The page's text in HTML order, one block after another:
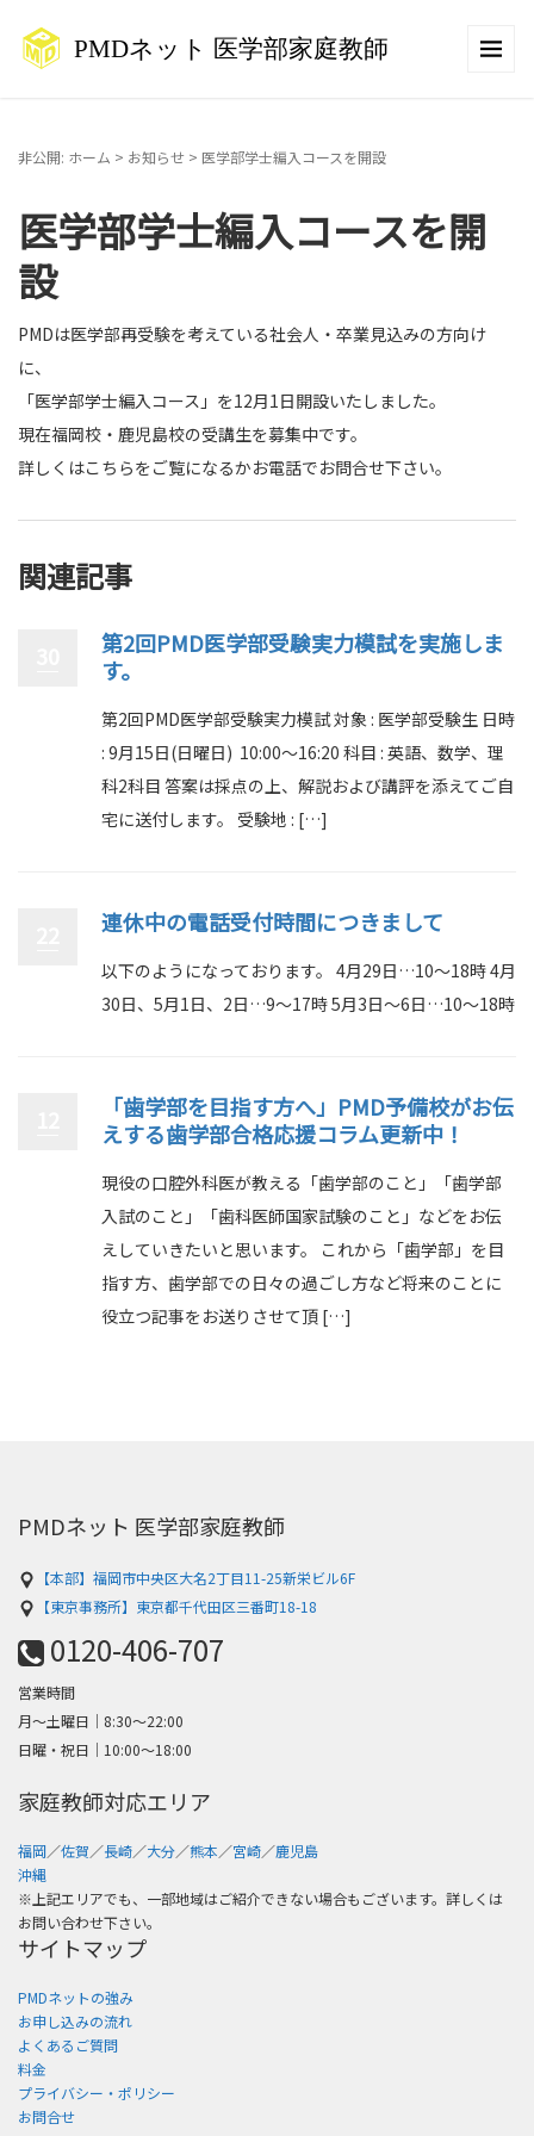
非公開: ホーム > お知らせ > 医学部学士編入コースを開設
医学部学士編入コースを開
設
PMDは医学部再受験を考えている社会人・卒業見込みの方向け
に、
「医学部学士編入コース」を12月1日開設いたしました。
現在福岡校・鹿児島校の受講生を募集中です。
詳しくはこちらをご覧になるかお電話でお問合せ下さい。
関連記事
第2回PMD医学部受験実力模試を実施しま
す。
第2回PMD医学部受験実力模試 対象 : 医学部受験生 日時
: 9月15日(日曜日) 10:00〜16:20 科目 : 英語、数学、理
科2科目 答案は採点の上、解説および講評を添えてご自
宅に送付します。 受験地 : […]
連休中の電話受付時間につきまして
以下のようになっております。 4月29日…10～18時 4月
30日、5月1日、2日…9～17時 5月3日～6日…10～18時
「歯学部を目指す方へ」PMD予備校がお伝
えする歯学部合格応援コラム更新中！
現役の口腔外科医が教える「歯学部のこと」「歯学部
入試のこと」「歯科医師国家試験のこと」などをお伝
えしていきたいと思います。 これから「歯学部」を目
指す方、歯学部での日々の過ごし方など将来のことに
役立つ記事をお送りさせて頂 […]
PMDネット 医学部家庭教師
【本部】福岡市中央区大名2丁目11-25新栄ビル6F
【東京事務所】東京都千代田区三番町18-18
0120-406-707
営業時間
月～土曜日│8:30〜22:00
日曜・祝日│10:00〜18:00
家庭教師対応エリア
福岡／佐賀／長崎／大分／熊本／宮崎／鹿児島
沖縄
※上記エリアでも、一部地域はご紹介できない場合もございます。詳しくは
お問い合わせ下さい。
サイトマップ
PMDネットの強み
お申し込みの流れ
よくあるご質問
料金
プライバシー・ポリシー
お問合せ